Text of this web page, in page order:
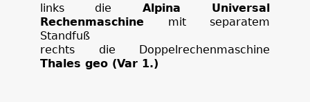
links die Alpina Universal
Rechenmaschine mit separatem
Standfuß
rechts die Doppelrechenmaschine
Thales geo (Var 1.)